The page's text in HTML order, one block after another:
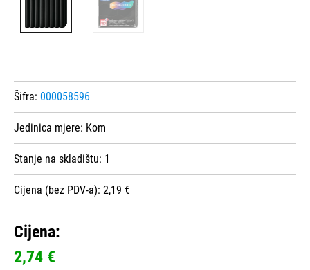
Šifra: 000058596
Jedinica mjere: Kom
Stanje na skladištu: 1
Cijena (bez PDV-a): 2,19 €
Cijena:
2,74 €